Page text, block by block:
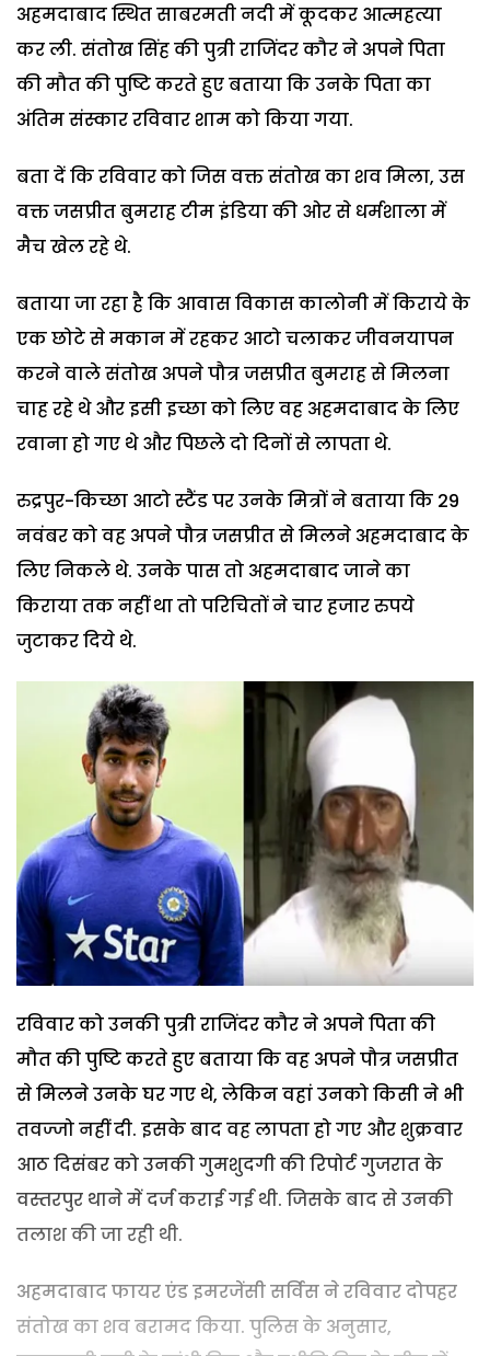
अहमदाबाद स्थित साबरमती नदी में कूदकर आत्महत्या
कर ली. संतोख सिंह की पुत्री राजिंदर कौर ने अपने पिता
की मौत की पुष्टि करते हुए बताया कि उनके पिता का
अंतिम संस्कार रविवार शाम को किया गया.
बता दें कि रविवार को जिस वक्त संतोख का शव मिला, उस
वक्त जसप्रीत बुमराह टीम इंडिया की ओर से धर्मशाला में
मैच खेल रहे थे.
बताया जा रहा है कि आवास विकास कालोनी में किराये के
एक छोटे से मकान में रहकर आटो चलाकर जीवनयापन
करने वाले संतोख अपने पौत्र जसप्रीत बुमराह से मिलना
चाह रहे थे और इसी इच्छा को लिए वह अहमदाबाद के लिए
रवाना हो गए थे और पिछले दो दिनों से लापता थे.
रुद्रपुर-किच्छा आटो स्टैंड पर उनके मित्रों ने बताया कि 29
नवंबर को वह अपने पौत्र जसप्रीत से मिलने अहमदाबाद के
लिए निकले थे. उनके पास तो अहमदाबाद जाने का
किराया तक नहीं था तो परिचितों ने चार हजार रुपये
जुटाकर दिये थे.
रविवार को उनकी पुत्री राजिंदर कौर ने अपने पिता की
मौत की पुष्टि करते हुए बताया कि वह अपने पौत्र जसप्रीत
से मिलने उनके घर गए थे, लेकिन वहां उनको किसी ने भी
तवज्जो नहीं दी. इसके बाद वह लापता हो गए और शुक्रवार
आठ दिसंबर को उनकी गुमशुदगी की रिपोर्ट गुजरात के
वस्तरपुर थाने में दर्ज कराई गई थी. जिसके बाद से उनकी
तलाश की जा रही थी.
अहमदाबाद फायर एंड इमरजेंसी सर्विस ने रविवार दोपहर
संतोख का शव बरामद किया. पुलिस के अनुसार,